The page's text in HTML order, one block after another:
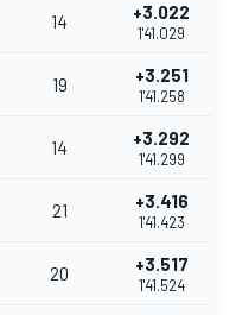
14 +3.022
1'41.029
19 +3.251
1'41.258
14 +3.292
1'41.299
21 +3.416
1'41.423
20 +3.517
1'41.524